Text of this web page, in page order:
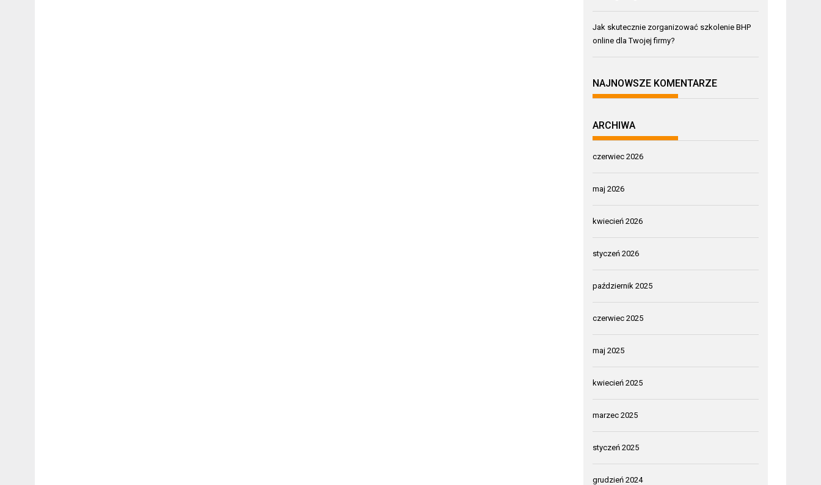
Jak skutecznie zorganizować szkolenie BHP
online dla Twojej firmy?
NAJNOWSZE KOMENTARZE
ARCHIWA
czerwiec 2026
maj 2026
kwiecień 2026
styczeń 2026
październik 2025
czerwiec 2025
maj 2025
kwiecień 2025
marzec 2025
styczeń 2025
grudzień 2024